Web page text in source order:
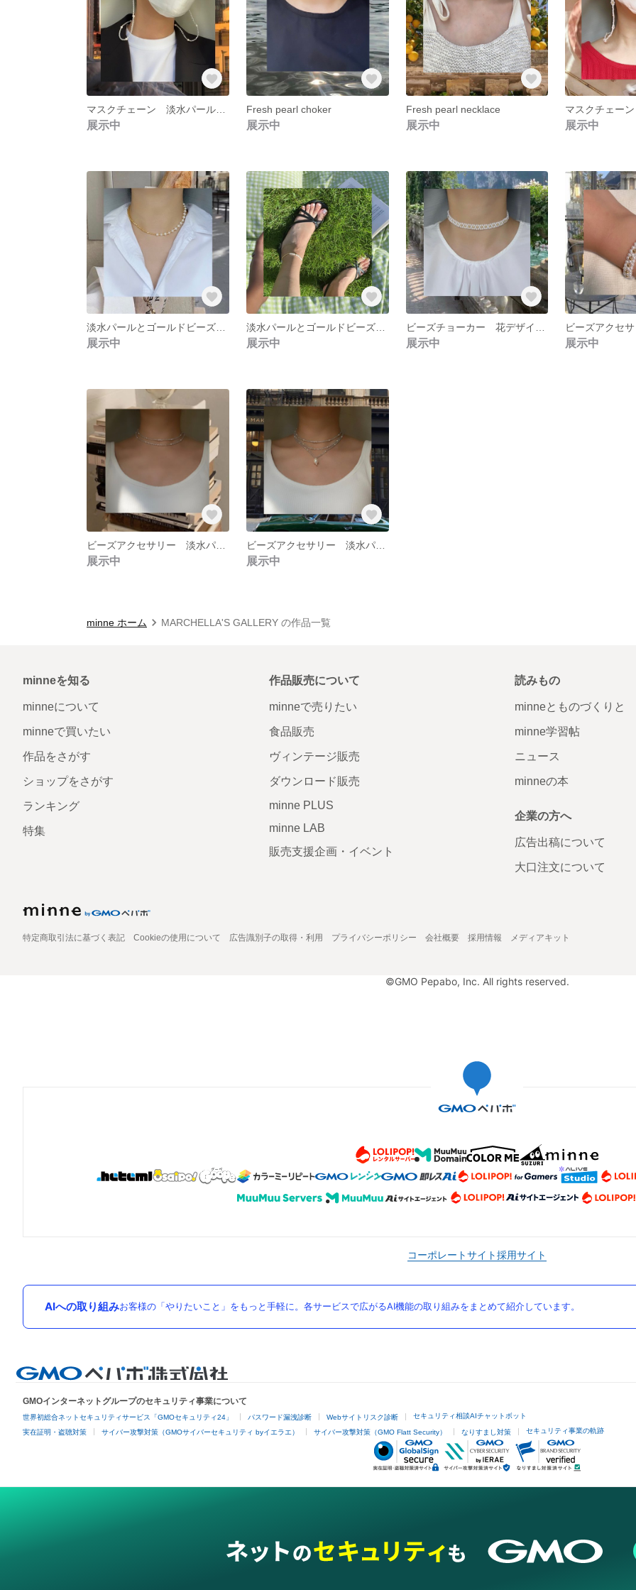
展示中
Fresh pearl choker
展示中
Fresh pearl necklace
展示中 展示中
展示中
淡水パールとゴールドビーズのアンクレット Fresh pearl & Gold beads Anklet
展示中 展示中 展示中
展示中
ビーズアクセサリー 淡水パールとシルバービーズの3連ネックレス - Fresh Pearl & Silver beads 3 lanes necklace
展示中
minne ホーム MARCHELLA'S GALLERY の作品一覧
minneを知る
minneについて
minneで買いたい
作品をさがす
ショップをさがす
ランキング
特集
作品販売について
minneで売りたい
食品販売
ヴィンテージ販売
ダウンロード販売
minne PLUS
minne LAB
販売支援企画・イベント
読みもの
minneとものづくりと
minne学習帖
ニュース
minneの本
企業の方へ
広告出稿について
大口注文について
特定商取引法に基づく表記 Cookieの使用について 広告識別子の取得・利用 プライバシーポリシー 会社概要 採用情報 メディアキット
©GMO Pepabo, Inc. All rights reserved.
コーポレートサイト採用サイト
AIへの取り組みお客様の「やりたいこと」をもっと手軽に。各サービスで広がるAI機能の取り組みをまとめて紹介しています。
GMOインターネットグループのセキュリティ事業について
世界初総合ネットセキュリティサービス「GMOセキュリティ24」 パスワード漏洩診断 Webサイトリスク診断 セキュリティ相談AIチャットボット
実在証明・盗聴対策 サイバー攻撃対策（GMOサイバーセキュリティ byイエラエ） サイバー攻撃対策（GMO Flatt Security） なりすまし対策 セキュリティ事業の軌跡